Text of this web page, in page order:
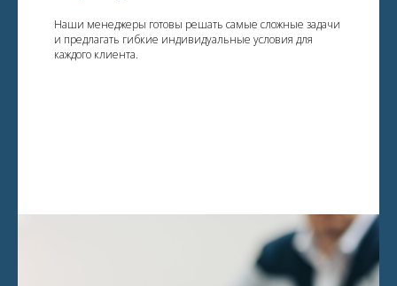
Наши менеджеры готовы решать самые сложные задачи
и предлагать гибкие индивидуальные условия для
каждого клиента.